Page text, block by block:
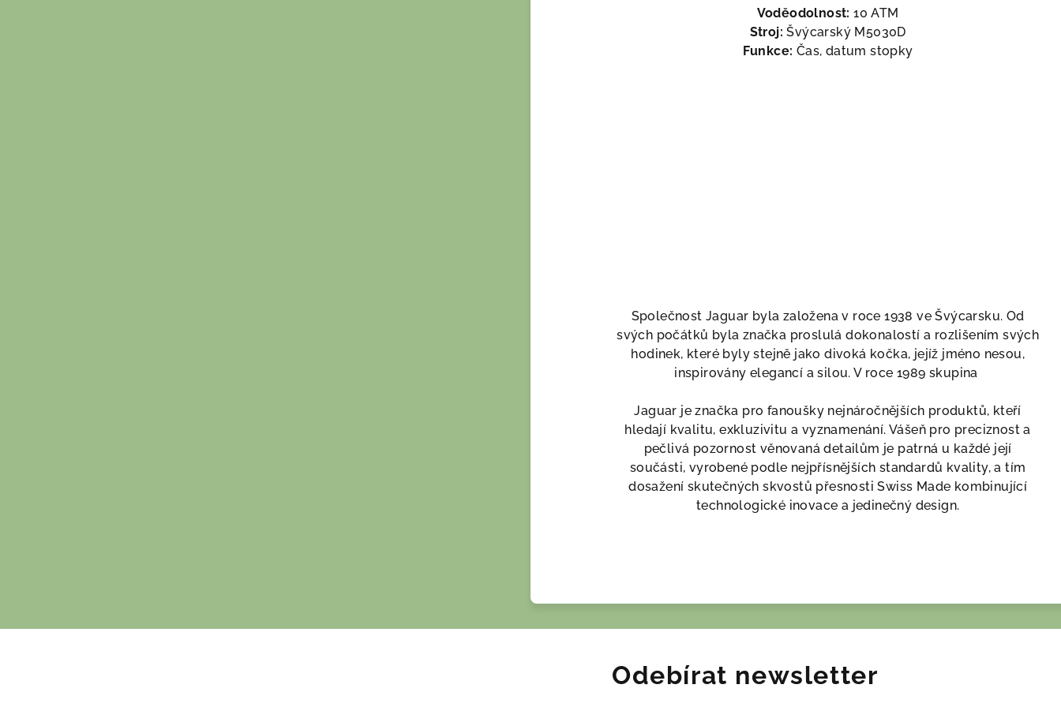
Voděodolnost: 10 ATM
Stroj: Švýcarský M5030D
Funkce: Čas, datum stopky
Společnost Jaguar byla založena v roce 1938 ve Švýcarsku. Od
svých počátků byla značka proslulá dokonalostí a rozlišením svých
hodinek, které byly stejně jako divoká kočka, jejíž jméno nesou,
inspirovány elegancí a silou. V roce 1989 skupina
Jaguar je značka pro fanoušky nejnáročnějších produktů, kteří
hledají kvalitu, exkluzivitu a vyznamenání. Vášeň pro preciznost a
pečlivá pozornost věnovaná detailům je patrná u každé její
součásti, vyrobené podle nejpřísnějších standardů kvality, a tím
dosažení skutečných skvostů přesnosti Swiss Made kombinující
technologické inovace a jedinečný design.
Odebírat newsletter